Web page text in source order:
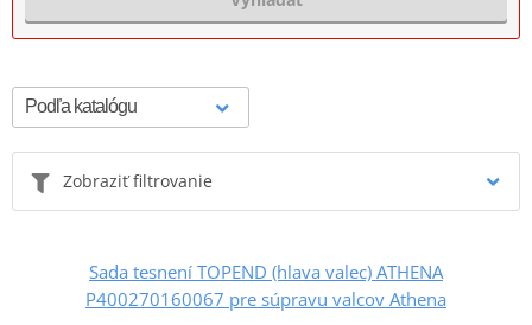
Zobraziť filtrovanie
Sada tesnení TOPEND (hlava valec) ATHENA
P400270160067 pre súpravu valcov Athena